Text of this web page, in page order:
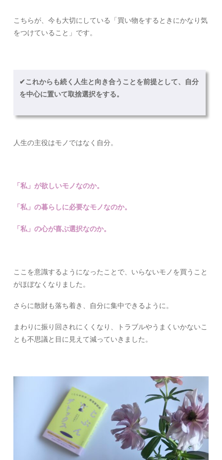
こちらが、今も大切にしている「買い物をするときにかなり気
をつけていること」です。
✔︎これからも続く人生と向き合うことを前提として、自分
を中心に置いて取捨選択をする。
人生の主役はモノではなく自分。
「私」が欲しいモノなのか。
「私」の暮らしに必要なモノなのか。
「私」の心が喜ぶ選択なのか。
ここを意識するようになったことで、いらないモノを買うこと
がほぼなくなりました。
さらに散財も落ち着き、自分に集中できるように。
まわりに振り回されにくくなり、トラブルやうまくいかないこ
とも不思議と目に見えて減っていきました。